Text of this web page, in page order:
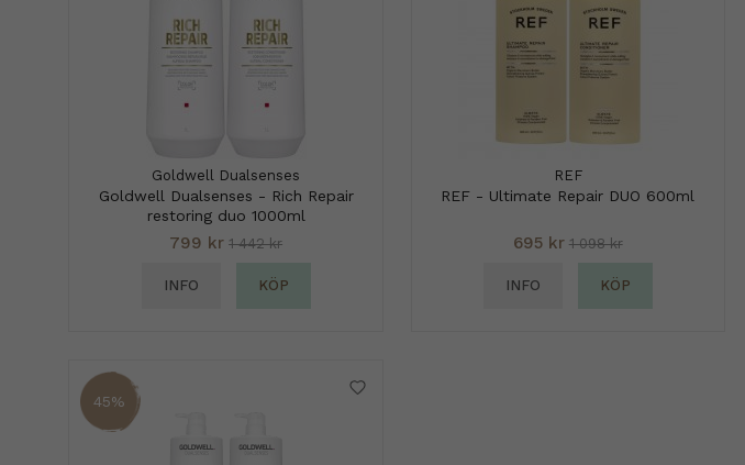
Goldwell Dualsenses
Goldwell Dualsenses - Rich Repair
restoring duo 1000ml
799 kr 1 442 kr
INFO KÖP
REF
REF - Ultimate Repair DUO 600ml
695 kr 1 098 kr
INFO KÖP
45%